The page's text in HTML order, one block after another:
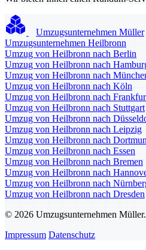
Umzugsunternehmen Müller
Umzugsunternehmen Heilbronn
Umzug von Heilbronn nach Berlin
Umzug von Heilbronn nach
Umzug von Heilbronn nach
Umzug von Heilbronn nach Köln
Umzug von Heilbronn nach
Umzug von Heilbronn nach Stuttgart
Umzug von Heilbronn nach
Umzug von Heilbronn nach Leipzig
Umzug von Heilbronn nach
Umzug von Heilbronn nach Essen
Umzug von Heilbronn nach Bremen
Umzug von Heilbronn nach
Umzug von Heilbronn nach
Umzug von Heilbronn nach Dresden
© 2026 Umzugsunternehmen
Impressum Datenschutz